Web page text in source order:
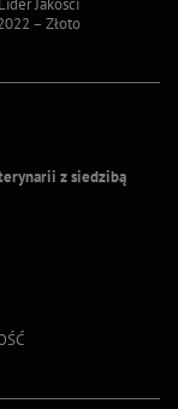
z siedzibą
– Złoto